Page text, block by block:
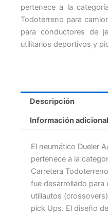
pertenece a la
Todoterreno para
para conductores de
utilitarios deportivos y
Descripción
Información adicional
El neumático Dueler
pertenece a la
Carretera
fue desarrollado
utiliautos
pick Ups. El diseño